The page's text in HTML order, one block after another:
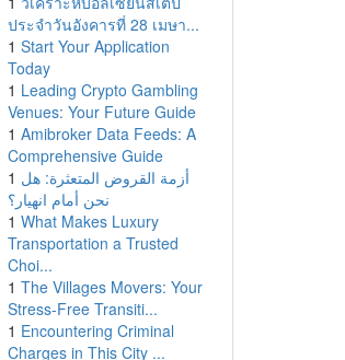
ประจำวันอังคารที่ 28 เมษา...
1 Start Your Application
Today
1 Leading Crypto Gambling
Venues: Your Future Guide
1 Amibroker Data Feeds: A
Comprehensive Guide
1 أزمة القروض المتعثرة: هل
نحن أمام انهيار؟
1 What Makes Luxury
Transportation a Trusted
Choi...
1 The Villages Movers: Your
Stress-Free Transiti...
1 Encountering Criminal
Charges in This City ...